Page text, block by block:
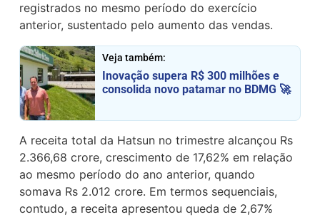
registrados no mesmo período do exercício
anterior, sustentado pelo aumento das vendas.
Veja também:
Inovação supera R$ 300 milhões e
consolida novo patamar no BDMG 🚀
A receita total da Hatsun no trimestre alcançou Rs
2.366,68 crore, crescimento de 17,62% em relação
ao mesmo período do ano anterior, quando
somava Rs 2.012 crore. Em termos sequenciais,
contudo, a receita apresentou queda de 2,67%